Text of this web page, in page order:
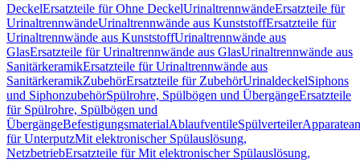
DeckelErsatzteile für Ohne DeckelUrinaltrennwändeErsatzteile für
UrinaltrennwändeUrinaltrennwände aus KunststoffErsatzteile für
Urinaltrennwände aus KunststoffUrinaltrennwände aus
GlasErsatzteile für Urinaltrennwände aus GlasUrinaltrennwände aus
SanitärkeramikErsatzteile für Urinaltrennwände aus
SanitärkeramikZubehörErsatzteile für ZubehörUrinaldeckelSiphons
und SiphonzubehörSpülrohre, Spülbögen und ÜbergängeErsatzteile
für Spülrohre, Spülbögen und
ÜbergängeBefestigungsmaterialAblaufventileSpülverteiler
für UnterputzMit elektronischer Spülauslösung,
NetzbetriebErsatzteile für Mit elektronischer Spülauslösung,